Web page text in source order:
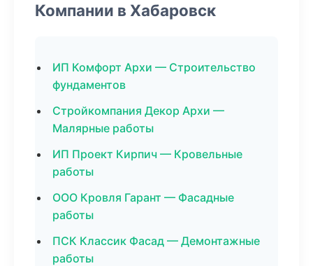
Компании в Хабаровск
ИП Комфорт Архи — Строительство
фундаментов
Стройкомпания Декор Архи —
Малярные работы
ИП Проект Кирпич — Кровельные
работы
ООО Кровля Гарант — Фасадные
работы
ПСК Классик Фасад — Демонтажные
работы